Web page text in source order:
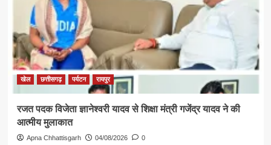
खेल छत्तीसगढ़ पर्यटन रायपुर
रजत पदक विजेता ज्ञानेश्वरी यादव से शिक्षा मंत्री गजेंद्र यादव ने की
आत्मीय मुलाकात
Apna Chhattisgarh 04/08/2026 0